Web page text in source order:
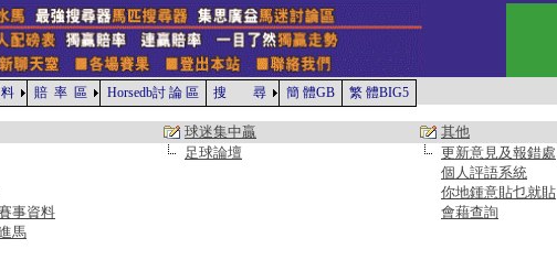
賠 率 區 Horsedb討 論 區 搜 尋 簡 體GB 繁 體BIG5
球迷集中贏 其他
足球論壇 更新意見及報錯處
個人評語系統
你地鍾意貼乜就貼
事資料
會藉查詢
馬